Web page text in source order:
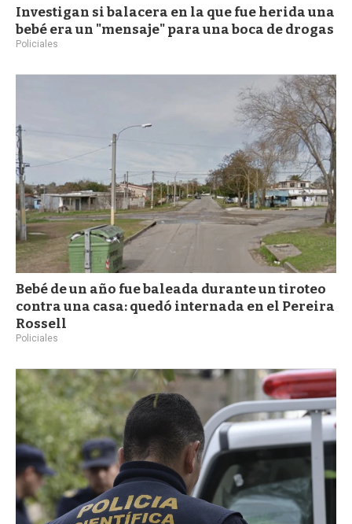
Investigan si balacera en la que fue herida una
bebé era un "mensaje" para una boca de drogas
Policiales
Bebé de un año fue baleada durante un tiroteo
contra una casa: quedó internada en el Pereira
Rossell
Policiales